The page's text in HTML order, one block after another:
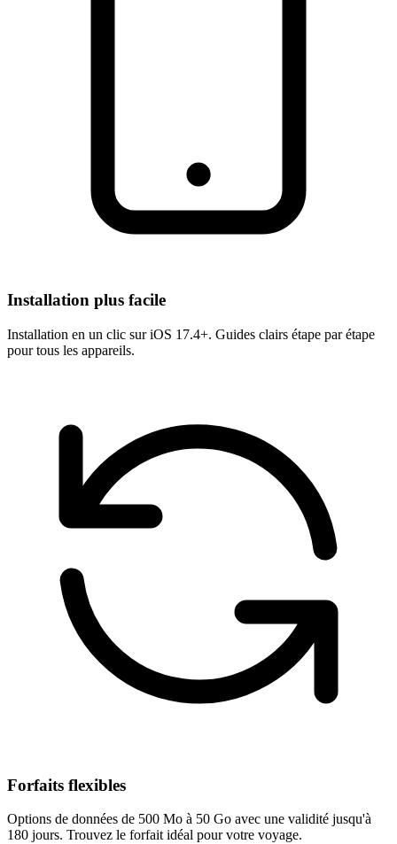
Installation plus facile
Installation en un clic sur iOS 17.4+. Guides clairs étape par étape
pour tous les appareils.
Forfaits flexibles
Options de données de 500 Mo à 50 Go avec une validité jusqu'à
180 jours. Trouvez le forfait idéal pour votre voyage.